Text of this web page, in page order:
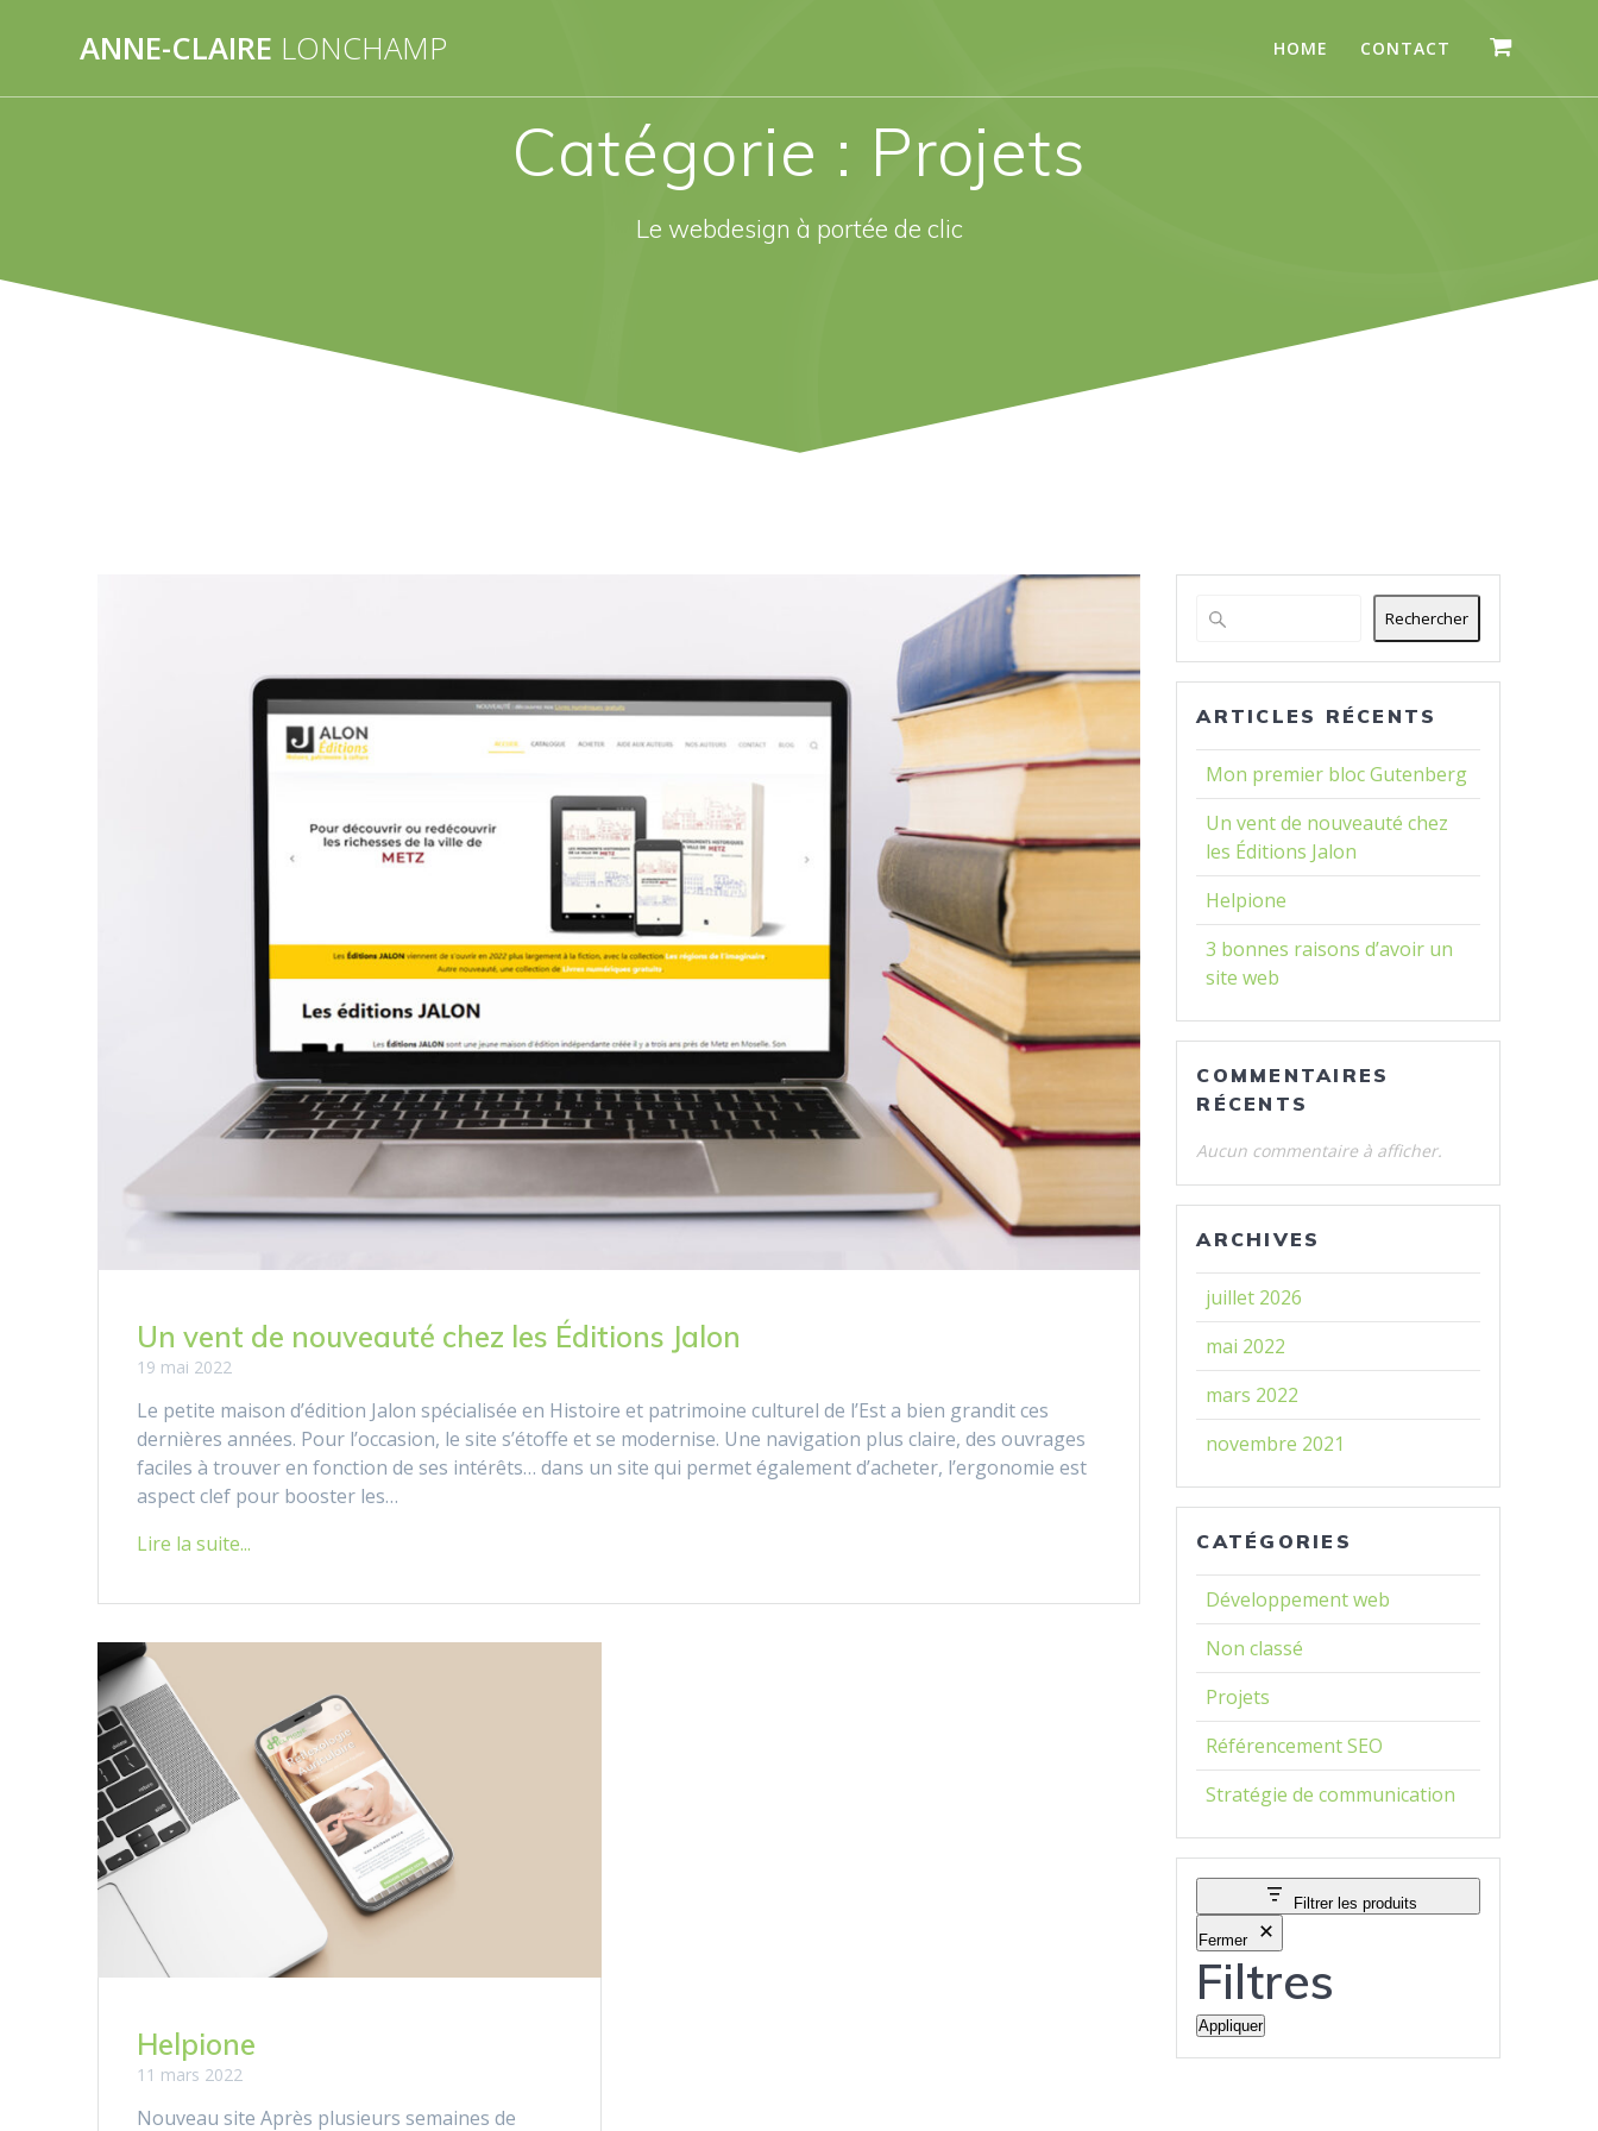
ANNE-CLAIRE LONCHAMP HOME CONTACT
Catégorie : Projets
Le webdesign à portée de clic
Un vent de nouveauté chez les Éditions Jalon
19 mai 2022
Le petite maison d’édition Jalon spécialisée en Histoire et patrimoine culturel de l’Est a bien grandit ces
dernières années. Pour l’occasion, le site s’étoffe et se modernise. Une navigation plus claire, des ouvrages
faciles à trouver en fonction de ses intérêts… dans un site qui permet également d’acheter, l’ergonomie est
aspect clef pour booster les…
Helpione
11 mars 2022
Nouveau site Après plusieurs semaines de
Rechercher
ARTICLES RÉCENTS
Mon premier bloc Gutenberg
Un vent de nouveauté chez
les Éditions Jalon
Helpione
3 bonnes raisons d’avoir un
site web
COMMENTAIRES
RÉCENTS
Aucun commentaire à afficher.
ARCHIVES
juillet 2026
mai 2022
mars 2022
novembre 2021
CATÉGORIES
Développement web
Non classé
Projets
Référencement SEO
Stratégie de communication
Filtrer les produits
Fermer
Filtres
Appliquer